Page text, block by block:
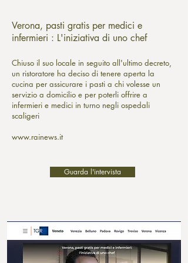
Verona, pasti gratis per medici e
infermieri : L'iniziativa di uno chef
Chiuso il suo locale in seguito all'ultimo decreto,
un ristoratore ha deciso di tenere aperta la
cucina per assicurare i pasti a chi volesse un
servizio a domicilio e per poterli offrire a
infermieri e medici in turno negli ospedali
scaligeri
www.rainews.it
Guarda l'intervista